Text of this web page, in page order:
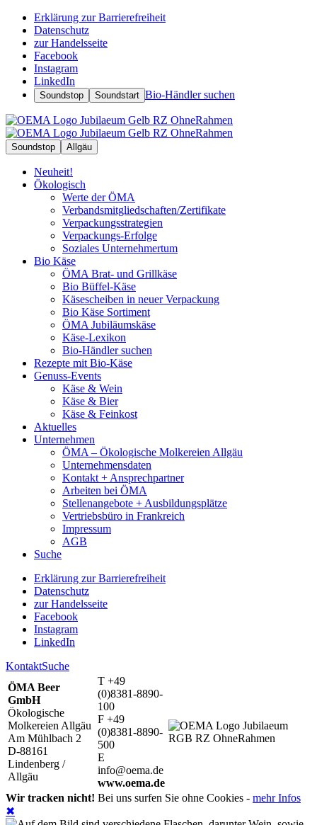
Erklärung zur Barrierefreiheit
Datenschutz
zur Handelsseite
Facebook
Instagram
LinkedIn
Soundstop Soundstart Bio-Händler suchen
Soundstop Allgäu
Neuheit!
Ökologisch
Werte der ÖMA
Verbandsmitgliedschaften/Zertifikate
Verpackungsstrategien
Verpackungs-Erfolge
Soziales Unternehmertum
Bio Käse
ÖMA Brat- und Grillkäse
Bio Büffel-Käse
Käsescheiben in neuer Verpackung
Bio Käse Sortiment
ÖMA Jubiläumskäse
Käse-Lexikon
Bio-Händler suchen
Rezepte mit Bio-Käse
Genuss-Events
Käse & Wein
Käse & Bier
Käse & Feinkost
Aktuelles
Unternehmen
ÖMA – Ökologische Molkereien Allgäu
Unternehmensdaten
Kontakt + Ansprechpartner
Arbeiten bei ÖMA
Stellenangebote + Ausbildungsplätze
Vertriebsbüro in Frankreich
Impressum
AGB
Suche
Erklärung zur Barrierefreiheit
Datenschutz
zur Handelsseite
Facebook
Instagram
LinkedIn
KontaktSuche
ÖMA Beer
GmbH
Ökologische
Molkereien Allgäu
Am Mühlbach 2
D-88161
Lindenberg /
Allgäu
T +49
(0)8381-8890-
100
F +49
(0)8381-8890-
500
E
info@oema.de
www.oema.de
Wir tracken nicht! Bei uns surfen Sie ohne Cookies - mehr Infos
✖